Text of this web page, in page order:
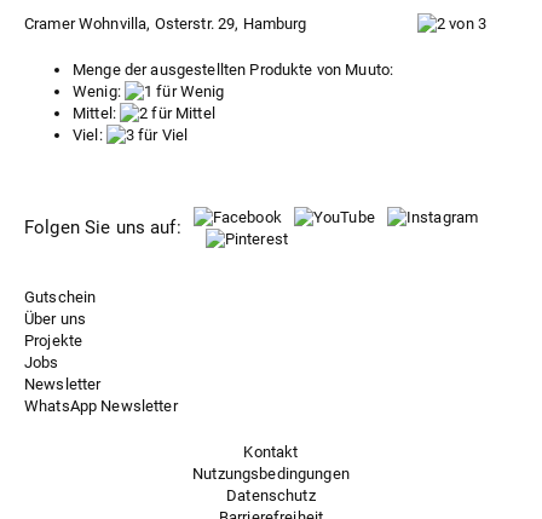
Cramer Wohnvilla, Osterstr. 29, Hamburg
Menge der ausgestellten Produkte von Muuto:
Wenig:
Mittel:
Viel:
Folgen Sie uns auf:
Gutschein
Über uns
Projekte
Jobs
Newsletter
WhatsApp Newsletter
Kontakt
Nutzungsbedingungen
Datenschutz